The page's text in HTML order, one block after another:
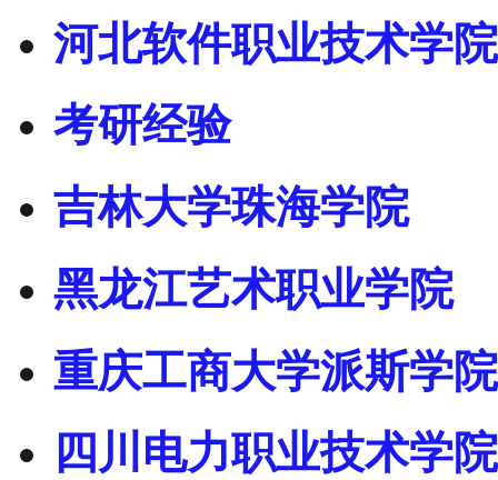
河北软件职业技术学院
考研经验
吉林大学珠海学院
黑龙江艺术职业学院
重庆工商大学派斯学院
四川电力职业技术学院